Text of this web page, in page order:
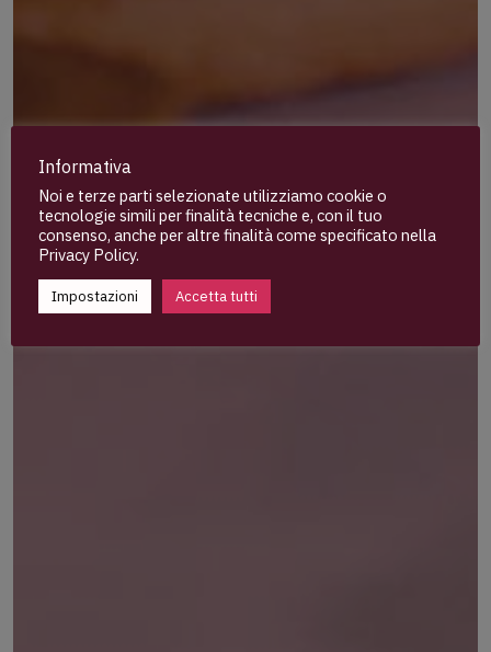
Informativa
Noi e terze parti selezionate utilizziamo cookie o
tecnologie simili per finalità tecniche e, con il tuo
consenso, anche per altre finalità come specificato nella
Privacy Policy.
Impostazioni Accetta tutti